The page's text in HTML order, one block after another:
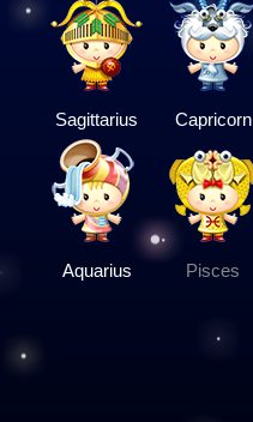
Sagittarius Capricorn
Aquarius Pisces